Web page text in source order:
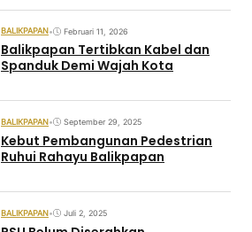
BALIKPAPAN• Februari 11, 2026
Balikpapan Tertibkan Kabel dan
Spanduk Demi Wajah Kota
BALIKPAPAN• September 29, 2025
Kebut Pembangunan Pedestrian
Ruhui Rahayu Balikpapan
BALIKPAPAN• Juli 2, 2025